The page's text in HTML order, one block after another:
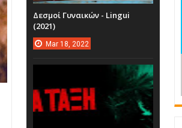
Δεσμοί Γυναικών - Lingui
(2021)
Mar 18, 2022